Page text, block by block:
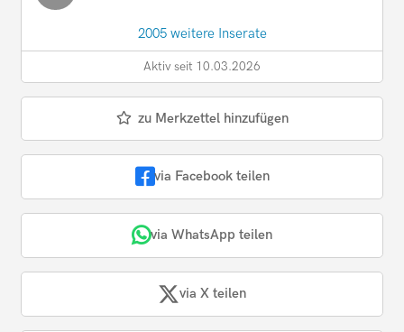
2005 weitere Inserate
Aktiv seit 10.03.2026
zu Merkzettel hinzufügen
via Facebook teilen
via WhatsApp teilen
via X teilen